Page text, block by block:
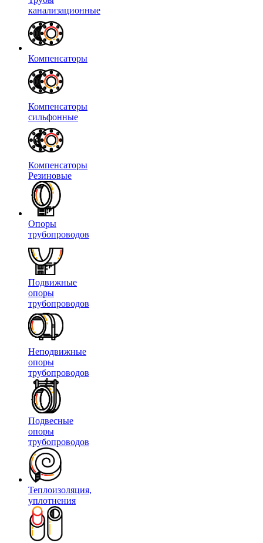
канализационные
Компенсаторы
Компенсаторы
сильфонные
Компенсаторы
Резиновые
Опоры
трубопроводов
Подвижные
опоры
трубопроводов
Неподвижные
опоры
трубопроводов
Подвесные
опоры
трубопроводов
Теплоизоляция,
уплотнения